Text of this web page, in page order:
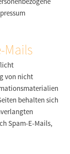
Mails
von nicht
behalten sich
Spam-E-Mails,